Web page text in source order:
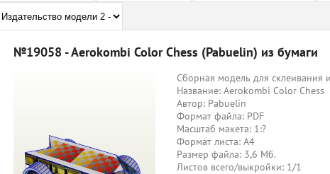
№19058 - Aerokombi Color Chess (Pabuelin) из бумаги
Сборная модель для склеивания
Название: Aerokombi Color Chess
Автор: Pabuelin
Формат файла: PDF
Масштаб макета: 1:?
Формат листа: А4
Размер файла: 3,6 Мб.
Листов всего/выкройки: 1/1